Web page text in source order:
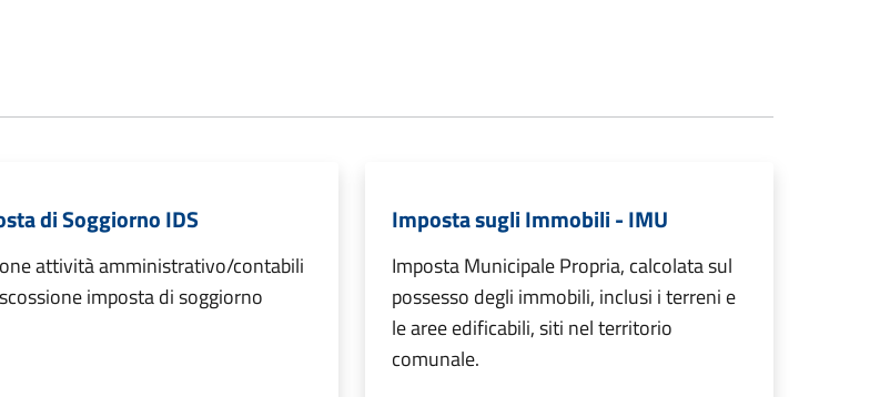
di Soggiorno IDS
attività amministrativo/contabili
imposta di soggiorno
Imposta sugli Immobili - IMU
Imposta Municipale Propria, calcolata sul
possesso degli immobili, inclusi i terreni e
le aree edificabili, siti nel territorio
comunale.